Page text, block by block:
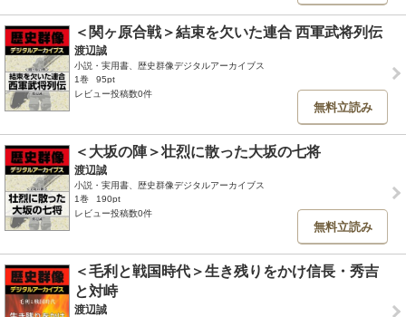
＜関ヶ原合戦＞結束を欠いた連合 西軍武将列伝
渡辺誠
小説・実用書、歴史群像デジタルアーカイブス
1巻
95pt
レビュー投稿数0件
無料立読み
＜大坂の陣＞壮烈に散った大坂の七将
渡辺誠
小説・実用書、歴史群像デジタルアーカイブス
1巻
190pt
レビュー投稿数0件
無料立読み
＜毛利と戦国時代＞生き残りをかけ信長・秀吉
と対峙
渡辺誠